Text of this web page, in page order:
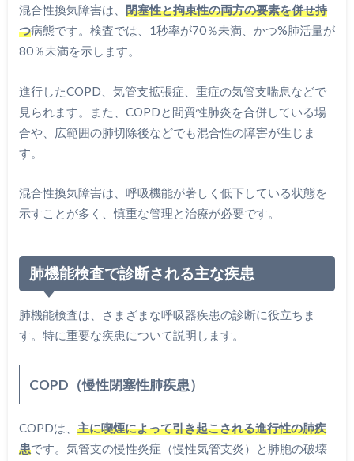
混合性換気障害は、 閉塞性と拘束性の両方の要素を併せ持
つ病態です。検査では、1秒率が70％未満、かつ%肺活量が
80％未満を示します。
進行したCOPD、気管支拡張症、重症の気管支喘息などで
見られます。また、COPDと間質性肺炎を合併している場
合や、広範囲の肺切除後などでも混合性の障害が生じま
す。
混合性換気障害は、呼吸機能が著しく低下している状態を
示すことが多く、慎重な管理と治療が必要です。
肺機能検査で診断される主な疾患
肺機能検査は、さまざまな呼吸器疾患の診断に役立ちま
す。特に重要な疾患について説明します。
COPD（慢性閉塞性肺疾患）
COPDは、 主に喫煙によって引き起こされる進行性の肺疾
患です。気管支の慢性炎症（慢性気管支炎）と肺胞の破壊